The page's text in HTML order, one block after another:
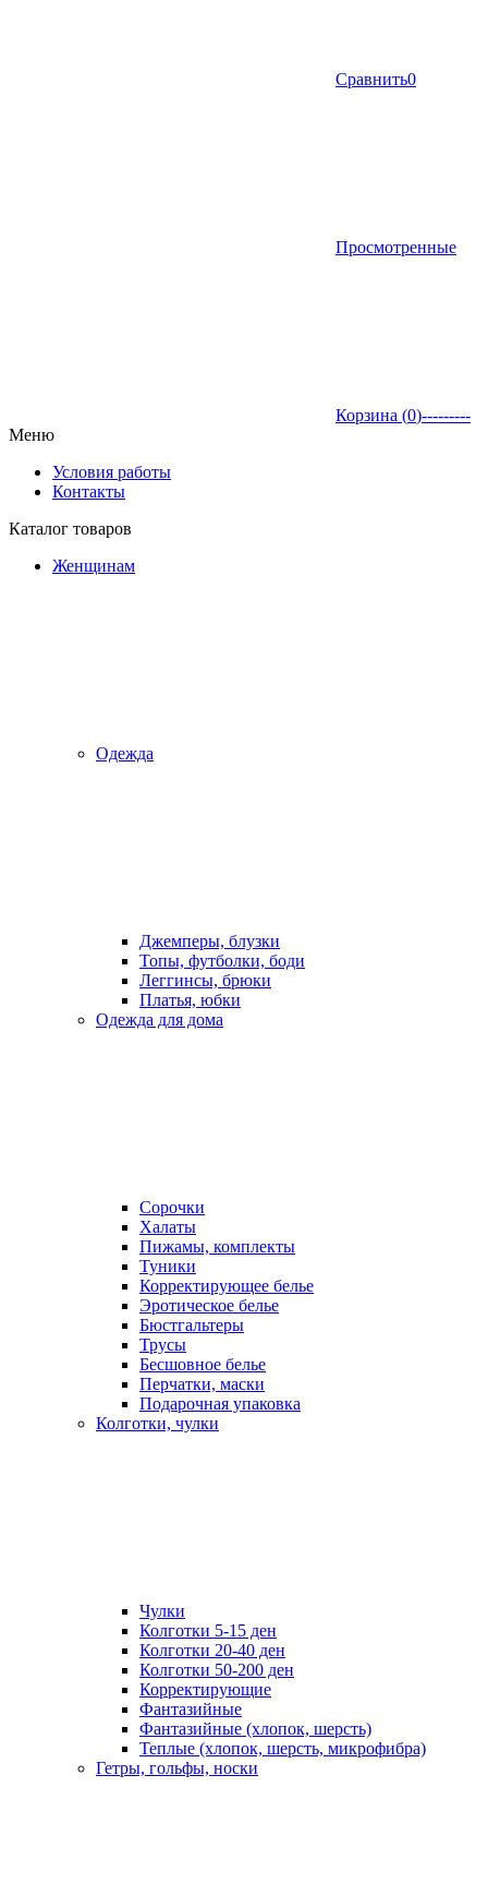
Сравнить0
Просмотренные
Корзина (0)---------
Меню
Условия работы
Контакты
Каталог товаров
Женщинам
Одежда
Джемперы, блузки
Топы, футболки, боди
Леггинсы, брюки
Платья, юбки
Одежда для дома
Сорочки
Халаты
Пижамы, комплекты
Туники
Корректирующее белье
Эротическое белье
Бюстгальтеры
Трусы
Бесшовное белье
Перчатки, маски
Подарочная упаковка
Колготки, чулки
Чулки
Колготки 5-15 ден
Колготки 20-40 ден
Колготки 50-200 ден
Корректирующие
Фантазийные
Фантазийные (хлопок, шерсть)
Теплые (хлопок, шерсть, микрофибра)
Гетры, гольфы, носки